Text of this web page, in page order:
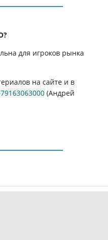
?
для игроков рынка
на сайте и в
(Андрей